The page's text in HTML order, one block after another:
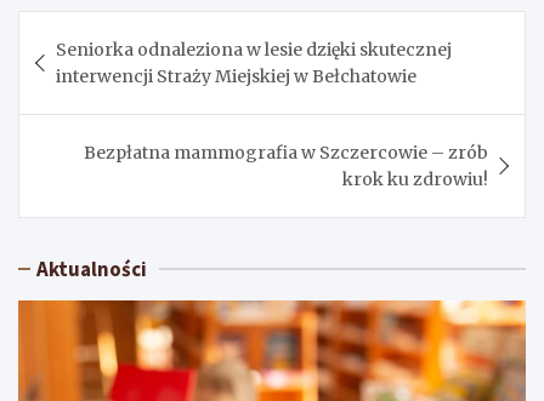
wpisu
Seniorka odnaleziona w lesie dzięki skutecznej
interwencji Straży Miejskiej w Bełchatowie
Bezpłatna mammografia w Szczercowie – zrób
krok ku zdrowiu!
Aktualności